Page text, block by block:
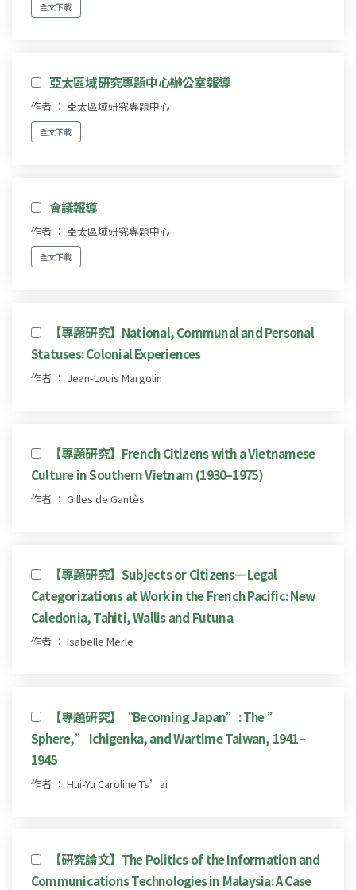
全文下載
亞太區域研究專題中心辦公室報導
作者 ： 亞太區域研究專題中心
全文下載
會議報導
作者 ： 亞太區域研究專題中心
全文下載
【專題研究】National, Communal and Personal
Statuses: Colonial Experiences
作者 ： Jean-Louis Margolin
【專題研究】French Citizens with a Vietnamese
Culture in Southern Vietnam (1930–1975)
作者 ： Gilles de Gantès
【專題研究】Subjects or Citizens—Legal
Categorizations at Work in the French Pacific: New
Caledonia, Tahiti, Wallis and Futuna
作者 ： Isabelle Merle
【專題研究】“Becoming Japan”: The ”
Sphere,” Ichigenka, and Wartime Taiwan, 1941–
1945
作者 ： Hui-Yu Caroline Ts’ai
【研究論文】The Politics of the Information and
Communications Technologies in Malaysia: A Case